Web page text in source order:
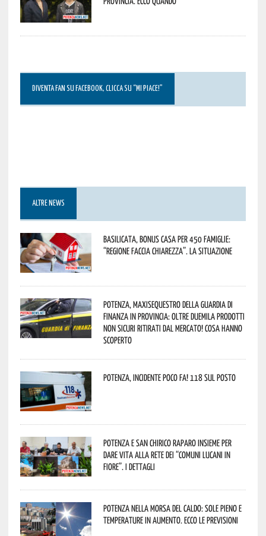
DIVENTA FAN SU FACEBOOK, CLICCA SU “MI PIACE!”
ALTRE NEWS
Basilicata, Bonus casa per 450 famiglie:
“Regione faccia chiarezza”. La situazione
Potenza, maxisequestro della Guardia di
Finanza in provincia: oltre duemila prodotti
non sicuri ritirati dal mercato! Cosa hanno
scoperto
Potenza, incidente poco fa! 118 sul posto
Potenza e San Chirico Raparo insieme per
dare vita alla rete dei “Comuni Lucani in
Fiore”. I dettagli
Potenza nella morsa del caldo: sole pieno e
temperature in aumento. Ecco le previsioni